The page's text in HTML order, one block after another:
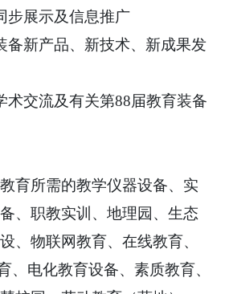
展示及信息推广
新产品、新技术、新成果发
交流及有关第88届教育装备
所需的教学仪器设备、实
、职教实训、地理园、生态
、物联网教育、在线教育、
、电化教育设备、素质教育、